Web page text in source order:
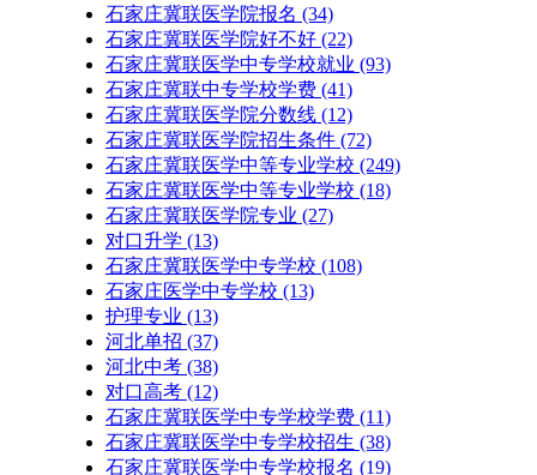
石家庄冀联医学院报名 (34)
石家庄冀联医学院好不好 (22)
石家庄冀联医学中专学校就业 (93)
石家庄冀联中专学校学费 (41)
石家庄冀联医学院分数线 (12)
石家庄冀联医学院招生条件 (72)
石家庄冀联医学中等专业学校 (249)
石家庄冀联医学中等专业学校​ (18)
石家庄冀联医学院专业 (27)
对口升学 (13)
石家庄冀联医学中专学校 (108)
石家庄医学中专学校 (13)
护理专业 (13)
河北单招 (37)
河北中考 (38)
对口高考 (12)
石家庄冀联医学中专学校学费 (11)
石家庄冀联医学中专学校招生 (38)
石家庄冀联医学中专学校报名 (19)